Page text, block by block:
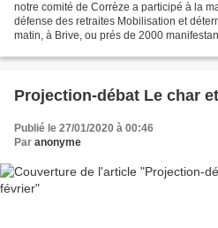
notre comité de Corrèze a participé à la
défense des retraites Mobilisation et
matin, à Brive, ou prés de 2000
Projection-débat Le char
Publié le 27/01/2020 à 00:46
Par anonyme